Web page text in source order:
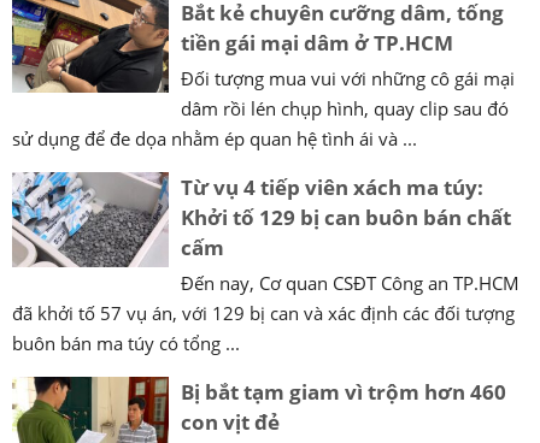
Bắt kẻ chuyên cưỡng dâm, tống
tiền gái mại dâm ở TP.HCM
Đối tượng mua vui với những cô gái mại
dâm rồi lén chụp hình, quay clip sau đó
sử dụng để đe dọa nhằm ép quan hệ tình ái và ...
Từ vụ 4 tiếp viên xách ma túy:
Khởi tố 129 bị can buôn bán chất
cấm
Đến nay, Cơ quan CSĐT Công an TP.HCM
đã khởi tố 57 vụ án, với 129 bị can và xác định các đối tượng
buôn bán ma túy có tổng ...
Bị bắt tạm giam vì trộm hơn 460
con vịt đẻ